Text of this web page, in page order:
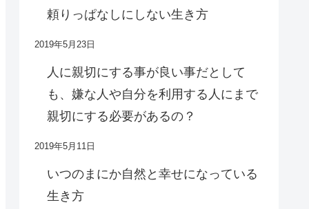
頼りっぱなしにしない生き方
2019年5月23日
人に親切にする事が良い事だとして
も、嫌な人や自分を利用する人にまで
親切にする必要があるの？
2019年5月11日
いつのまにか自然と幸せになっている
生き方